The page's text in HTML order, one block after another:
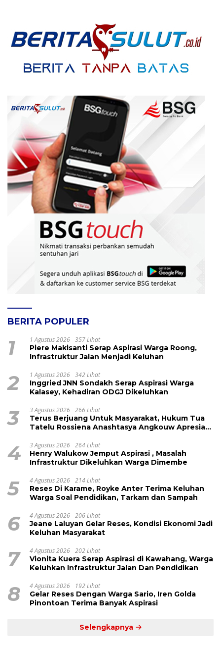
BERITA POPULER
1 1 Agustus 2026 357 Lihat
Piere Makisanti Serap Aspirasi Warga Roong,
Infrastruktur Jalan Menjadi Keluhan
2 1 Agustus 2026 342 Lihat
Inggried JNN Sondakh Serap Aspirasi Warga
Kalasey, Kehadiran ODGJ Dikeluhkan
3 3 Agustus 2026 266 Lihat
Terus Berjuang Untuk Masyarakat, Hukum Tua
Tatelu Rossiena Anashtasya Angkouw Apresiasi
4 3 Agustus 2026 264 Lihat
Henry Walukow Jemput Aspirasi , Masalah
Infrastruktur Dikeluhkan Warga Dimembe
5 4 Agustus 2026 214 Lihat
Reses Di Karame, Royke Anter Terima Keluhan
Warga Soal Pendidikan, Tarkam dan Sampah
6 4 Agustus 2026 206 Lihat
Jeane Laluyan Gelar Reses, Kondisi Ekonomi Jadi
Keluhan Masyarakat
7 4 Agustus 2026 202 Lihat
Vionita Kuera Serap Aspirasi di Kawahang, Warga
Keluhkan Infrastruktur Jalan Dan Pendidikan
8 4 Agustus 2026 192 Lihat
Gelar Reses Dengan Warga Sario, Iren Golda
Pinontoan Terima Banyak Aspirasi
Selengkapnya